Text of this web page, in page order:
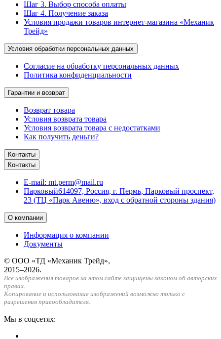
Шаг 3. Выбор способа оплаты
Шаг 4. Получение заказа
Условия продажи товаров интернет-магазина «Механик
Трейд»
Условия обработки персональных данных
Согласие на обработку персональных данных
Политика конфиденциальности
Гарантии и возврат
Возврат товара
Условия возврата товара
Условия возврата товара с недостатками
Как получить деньги?
Контакты
Контакты
E-mail: mt.perm@mail.ru
Парковый614097, Россия, г. Пермь, Парковый проспект,
23 (ТЦ «Парк Авеню», вход с обратной стороны здания)
О компании
Информация о компании
Документы
© ООО «ТД «Механик Трейд»,
2015–2026.
Все изображения товаров на этом сайте защищены законом об авторских
правах.
Копирование и использование изображений возможно только с
разрешения правообладателя.
Мы в соцсетях: